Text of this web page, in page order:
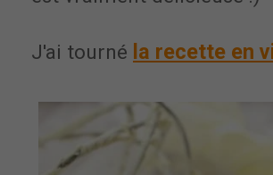
J'ai tourné la recette en